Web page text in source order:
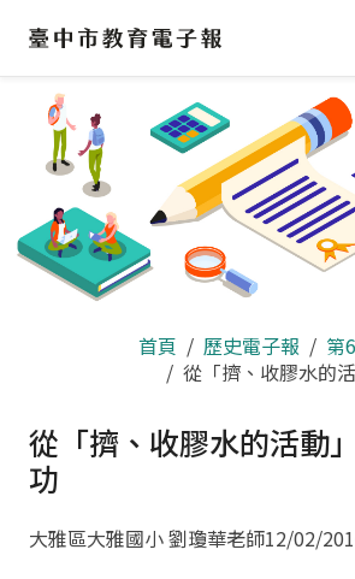
區
首頁 歷史電子報
第
從「擠、收膠水的
從「擠、收膠水的活動
功
大雅區大雅國小 劉瓊華老師12/02/